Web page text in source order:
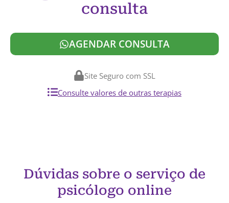
consulta
AGENDAR CONSULTA
Site Seguro com SSL
Consulte valores de outras terapias
Dúvidas sobre o serviço de
psicólogo online